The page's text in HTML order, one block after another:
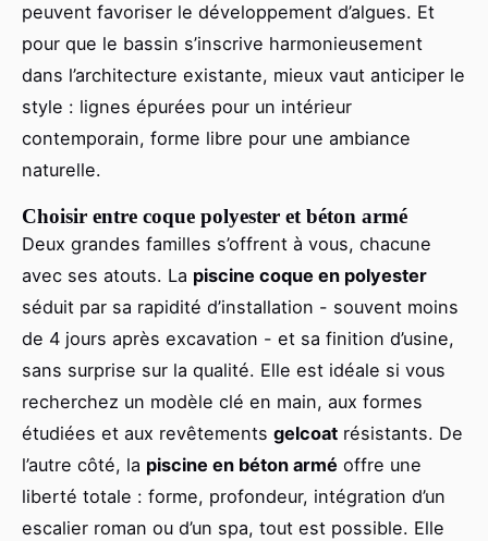
peuvent favoriser le développement d’algues. Et
pour que le bassin s’inscrive harmonieusement
dans l’architecture existante, mieux vaut anticiper le
style : lignes épurées pour un intérieur
contemporain, forme libre pour une ambiance
naturelle.
Choisir entre coque polyester et béton armé
Deux grandes familles s’offrent à vous, chacune
avec ses atouts. La piscine coque en polyester
séduit par sa rapidité d’installation - souvent moins
de 4 jours après excavation - et sa finition d’usine,
sans surprise sur la qualité. Elle est idéale si vous
recherchez un modèle clé en main, aux formes
étudiées et aux revêtements gelcoat résistants. De
l’autre côté, la piscine en béton armé offre une
liberté totale : forme, profondeur, intégration d’un
escalier roman ou d’un spa, tout est possible. Elle